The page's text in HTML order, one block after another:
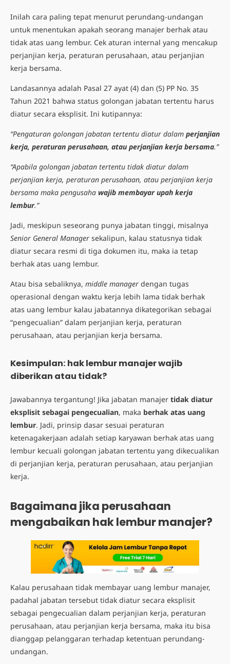
Inilah cara paling tepat menurut perundang-undangan
untuk menentukan apakah seorang manajer berhak atau
tidak atas uang lembur. Cek aturan internal yang mencakup
perjanjian kerja, peraturan perusahaan, atau perjanjian
kerja bersama.
Landasannya adalah Pasal 27 ayat (4) dan (5) PP No. 35
Tahun 2021 bahwa status golongan jabatan tertentu harus
diatur secara eksplisit. Ini kutipannya:
“Pengaturan golongan jabatan tertentu diatur dalam perjanjian
kerja, peraturan perusahaan, atau perjanjian kerja bersama.”
“Apabila golongan jabatan tertentu tidak diatur dalam
perjanjian kerja, peraturan perusahaan, atau perjanjian kerja
bersama maka pengusaha wajib membayar upah kerja
lembur.”
Jadi, meskipun seseorang punya jabatan tinggi, misalnya
Senior General Manager sekalipun, kalau statusnya tidak
diatur secara resmi di tiga dokumen itu, maka ia tetap
berhak atas uang lembur.
Atau bisa sebaliknya, middle manager dengan tugas
operasional dengan waktu kerja lebih lama tidak berhak
atas uang lembur kalau jabatannya dikategorikan sebagai
“pengecualian” dalam perjanjian kerja, peraturan
perusahaan, atau perjanjian kerja bersama.
Kesimpulan: hak lembur manajer wajib
diberikan atau tidak?
Jawabannya tergantung! Jika jabatan manajer tidak diatur
eksplisit sebagai pengecualian, maka berhak atas uang
lembur. Jadi, prinsip dasar sesuai peraturan
ketenagakerjaan adalah setiap karyawan berhak atas uang
lembur kecuali golongan jabatan tertentu yang dikecualikan
di perjanjian kerja, peraturan perusahaan, atau perjanjian
kerja.
Bagaimana jika perusahaan
mengabaikan hak lembur manajer?
Kalau perusahaan tidak membayar uang lembur manajer,
padahal jabatan tersebut tidak diatur secara eksplisit
sebagai pengecualian dalam perjanjian kerja, peraturan
perusahaan, atau perjanjian kerja bersama, maka itu bisa
dianggap pelanggaran terhadap ketentuan perundang-
undangan.